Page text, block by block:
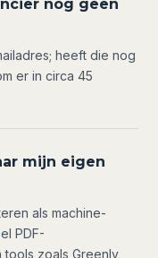
nog geen
heeft die nog
er in circa 45
mijn eigen
als machine-
PDF-
zoals Greenly,